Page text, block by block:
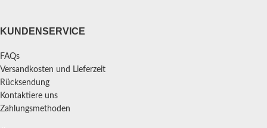
KUNDENSERVICE
FAQs
Versandkosten und Lieferzeit
Rücksendung
Kontaktiere uns
Zahlungsmethoden